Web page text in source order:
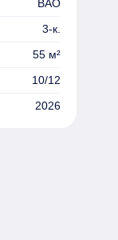
ВАО
3-к.
55 м²
10/12
2026